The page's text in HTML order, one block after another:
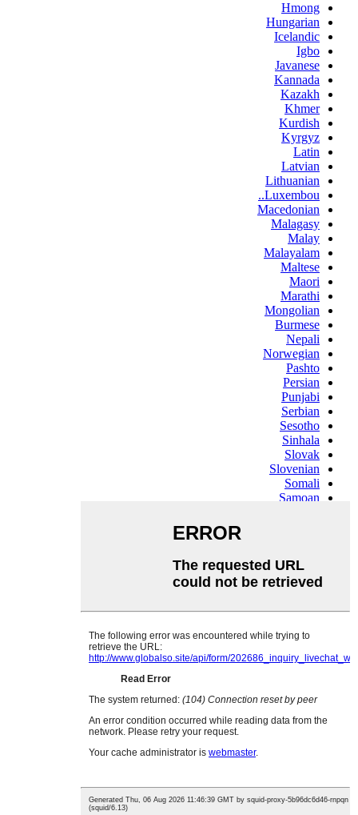
Hmong
Hungarian
Icelandic
Igbo
Javanese
Kannada
Kazakh
Khmer
Kurdish
Kyrgyz
Latin
Latvian
Lithuanian
Luxembou..
Macedonian
Malagasy
Malay
Malayalam
Maltese
Maori
Marathi
Mongolian
Burmese
Nepali
Norwegian
Pashto
Persian
Punjabi
Serbian
Sesotho
Sinhala
Slovak
Slovenian
Somali
Samoan
Swahili
Tajik
Telugu
Ukrainian
Urdu
Welsh
Xhosa
Yiddish
Tatar
Oriya